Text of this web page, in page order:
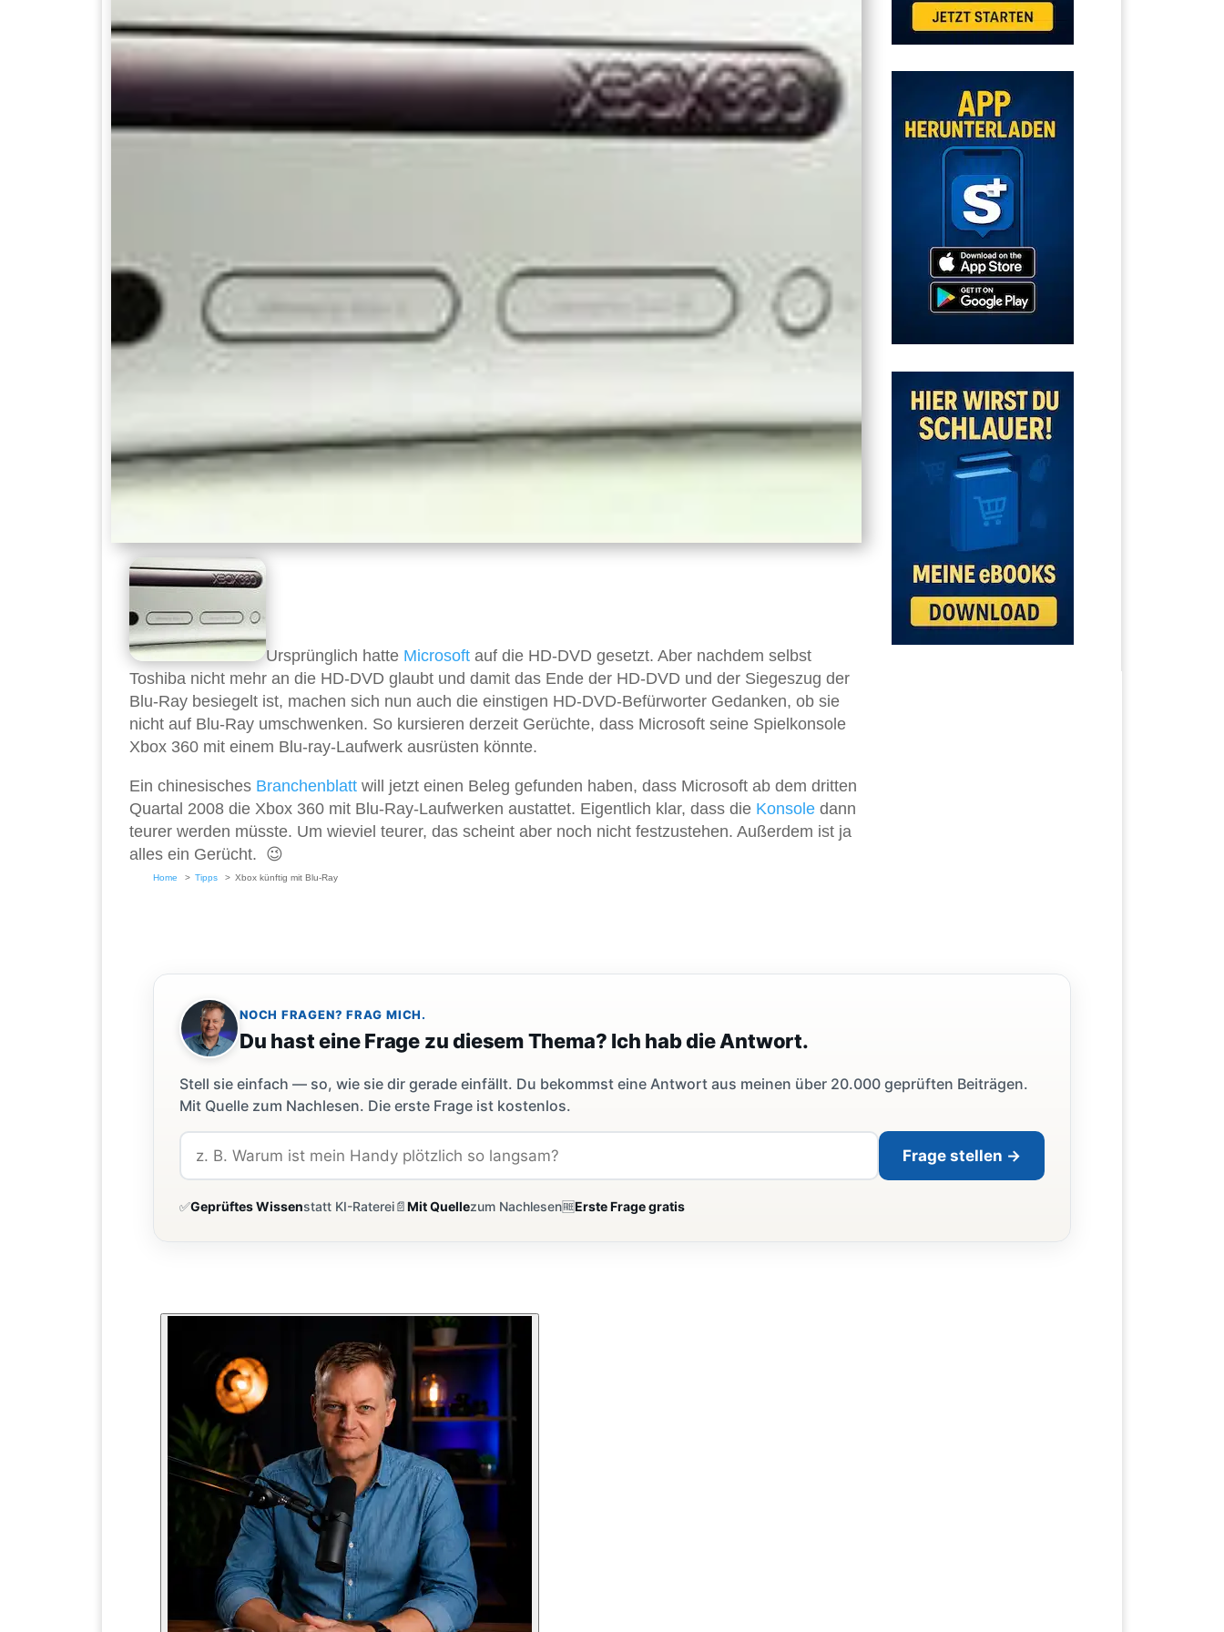
Ursprünglich hatte Microsoft auf die HD-DVD gesetzt. Aber nachdem selbst
Toshiba nicht mehr an die HD-DVD glaubt und damit das Ende der HD-DVD und der Siegeszug der
Blu-Ray besiegelt ist, machen sich nun auch die einstigen HD-DVD-Befürworter Gedanken, ob sie
nicht auf Blu-Ray umschwenken. So kursieren derzeit Gerüchte, dass Microsoft seine Spielkonsole
Xbox 360 mit einem Blu-ray-Laufwerk ausrüsten könnte.
Ein chinesisches Branchenblatt will jetzt einen Beleg gefunden haben, dass Microsoft ab dem dritten
Quartal 2008 die Xbox 360 mit Blu-Ray-Laufwerken austattet. Eigentlich klar, dass die Konsole dann
teurer werden müsste. Um wieviel teurer, das scheint aber noch nicht festzustehen. Außerdem ist ja
alles ein Gerücht. 😉
Home Tipps Xbox künftig mit Blu-Ray
NOCH FRAGEN? FRAG MICH.
Du hast eine Frage zu diesem Thema? Ich hab die Antwort.
Stell sie einfach — so, wie sie dir gerade einfällt. Du bekommst eine Antwort aus meinen über 20.000 geprüften Beiträgen.
Mit Quelle zum Nachlesen. Die erste Frage ist kostenlos.
Frage stellen →
✅Geprüftes Wissenstatt KI-Raterei📄Mit Quellezum Nachlesen🆓Erste Frage gratis